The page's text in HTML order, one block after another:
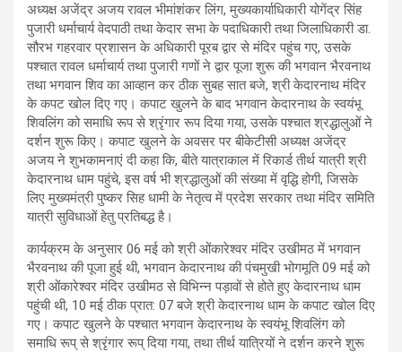
अध्यक्ष अजेंद्र अजय रावल भीमांशंकर लिंग, मुख्यकार्याधिकारी योगेंद्र सिंह
पुजारी धर्माचार्य वेदपाठी तथा केदार सभा के पदाधिकारी तथा जिलाधिकारी डा.
सौरभ गहरवार प्रशासन के अधिकारी पूरब द्वार से मंदिर पहुंच गए, उसके
पश्चात रावल धर्माचार्य तथा पुजारी गणों ने द्वार पूजा शुरू की भगवान भैरवनाथ
तथा भगवान शिव का आव्हान कर ठीक सुबह सात बजे, श्री केदारनाथ मंदिर
के कपट खोल दिए गए। कपाट खुलने के बाद भगवान केदारनाथ के स्वयंभू
शिवलिंग को समाधि रूप से श्रृंगार रूप दिया गया, उसके पश्चात श्रद्धालुओं ने
दर्शन शुरू किए। कपाट खुलने के अवसर पर बीकेटीसी अध्यक्ष अजेंद्र
अजय ने शुभकामनाएं दी कहा कि, बीते यात्राकाल में रिकार्ड तीर्थ यात्री श्री
केदारनाथ धाम पहुंचे, इस वर्ष भी श्रद्धालुओं की संख्या में वृद्धि होगी, जिसके
लिए मुख्यमंत्री पुष्कर सिह धामी के नेतृत्व में प्रदेश सरकार तथा‌ मंदिर समिति
यात्री सुविधाओं हेतु प्रतिबद्ध है।
कार्यक्रम के अनुसार 06 मई को श्री ओंकारेश्वर मंदिर उखीमठ में भगवान
भैरवनाथ की पूजा हुई थी, भगवान केदारनाथ की पंचमुखी भोगमूति 09 मई को
श्री ओंकारेश्वर मंदिर उखीमठ से विभिन्न पड़ावों से होते हुए केदारनाथ धाम
पहुंची थी, 10 मई ठीक प्रात: 07 बजे श्री केदारनाथ धाम के कपाट खोल दिए
गए। कपाट खुलने के पश्चात भगवान केदारनाथ के स्वयंभू शिवलिंग को
समाधि रूप् से श्रृंगार रूप् दिया गया, तथा तीर्थ यात्रियों ने दर्शन करने शुरू